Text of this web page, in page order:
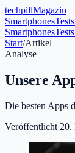
techpillMagazin
SmartphonesTests
SmartphonesTests
Start/Artikel
Analyse
Unsere
Die besten Apps
Veröffentlicht 20.